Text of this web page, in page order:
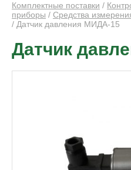
Комплектные поставки /
приборы / Средства
/ Датчик давления МИДА-15
Датчик